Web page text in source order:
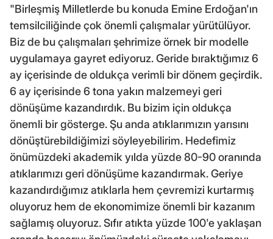
"Birleşmiş Milletlerde bu konuda Emine Erdoğan'ın
temsilciliğinde çok önemli çalışmalar yürütülüyor.
Biz de bu çalışmaları şehrimize örnek bir modelle
uygulamaya gayret ediyoruz. Geride bıraktığımız 6
ay içerisinde de oldukça verimli bir dönem geçirdik.
6 ay içerisinde 6 tona yakın malzemeyi geri
dönüşüme kazandırdık. Bu bizim için oldukça
önemli bir gösterge. Şu anda atıklarımızın yarısını
dönüştürebildiğimizi söyleyebilirim. Hedefimiz
önümüzdeki akademik yılda yüzde 80-90 oranında
atıklarımızı geri dönüşüme kazandırmak. Geriye
kazandırdığımız atıklarla hem çevremizi kurtarmış
oluyoruz hem de ekonomimize önemli bir kazanım
sağlamış oluyoruz. Sıfır atıkta yüzde 100'e yaklaşan